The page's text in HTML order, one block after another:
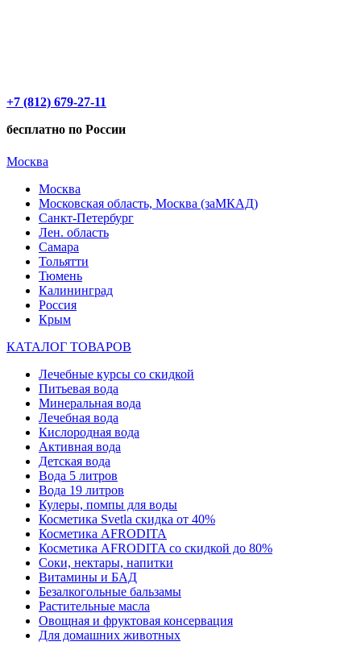
+7 (812) 679-27-11
бесплатно по России
Москва
Москва
Московская область, Москва (заМКАД)
Санкт-Петербург
Лен. область
Самара
Тольятти
Тюмень
Калининград
Россия
Крым
КАТАЛОГ ТОВАРОВ
Лечебные курсы со скидкой
Питьевая вода
Минеральная вода
Лечебная вода
Кислородная вода
Активная вода
Детская вода
Вода 5 литров
Вода 19 литров
Кулеры, помпы для воды
Косметика Svetla скидка от 40%
Косметика AFRODITA
Косметика AFRODITA со скидкой до 80%
Соки, нектары, напитки
Витамины и БАД
Безалкогольные бальзамы
Растительные масла
Овощная и фруктовая консервация
Для домашних животных